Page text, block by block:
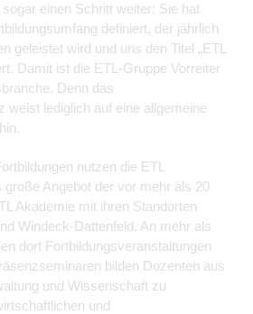
einen Schritt weiter: Sie hat
definiert, der jährlich
geleistet wird und uns den Titel „ETL
Damit ist die ETL-Gruppe Vorreiter
Denn das
weist lediglich auf eine allgemeine
nutzen die ETL
Angebot der vor mehr als 20
Akademie mit ihren Standorten
Windeck-Dattenfeld. An mehr als
dort Fortbildungsveranstaltungen
bilden Dozenten aus
und Wissenschaft zu
und